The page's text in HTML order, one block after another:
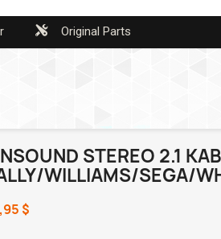
Original Parts
STEREO 2.1
WILLIAMS/SEGA/
$